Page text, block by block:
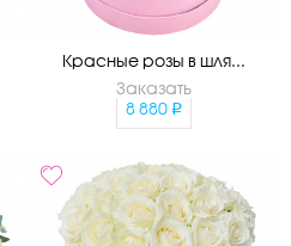
Красные розы в шля...
Заказать
8 880